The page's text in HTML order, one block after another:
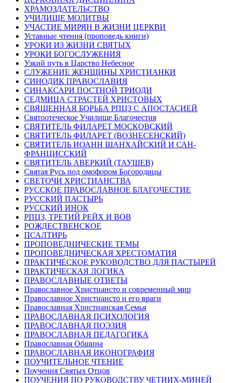
ХРАМОЗДАТЕЛЬСТВО
УЧИЛИЩЕ МОЛИТВЫ
УЧАСТИЕ МИРЯН В ЖИЗНИ ЦЕРКВИ
Уставные чтения (проповедь книги)
УРОКИ ИЗ ЖИЗНИ СВЯТЫХ
УРОКИ БОГОСЛУЖЕНИЯ
Узкий путь в Царство Небесное
СЛУЖЕНИЕ ЖЕНЩИНЫ ХРИСТИАНКИ
СИНОДИК ПРАВОСЛАВИЯ
СИНАКСАРИ ПОСТНОЙ ТРИОДИ
СЕДМИЦА СТРАСТЕЙ ХРИСТОВЫХ
СВЯЩЕННАЯ БОРЬБА РПЦЗ С АПОСТАСИЕЙ
Святоотеческое Училище Благочестия
СВЯТИТЕЛЬ ФИЛАРЕТ МОСКОВСКИЙ
СВЯТИТЕЛЬ ФИЛАРЕТ (ВОЗНЕСЕНСКИЙ)
СВЯТИТЕЛЬ ИОАНН ШАНХАЙСКИЙ И САН-
ФРАНЦИССКИЙ
СВЯТИТЕЛЬ АВЕРКИЙ (ТАУШЕВ)
Святая Русь под омофором Богородицы
СВЕТОЧИ ХРИСТИАНСТВА
РУССКОЕ ПРАВОСЛАВНОЕ БЛАГОЧЕСТИЕ
РУССКИЙ ПАСТЫРЬ
РУССКИЙ ИНОК
РПЦЗ, ТРЕТИЙ РЕЙХ И ВОВ
РОЖДЕСТВЕНСКОЕ
ПСАЛТИРЬ
ПРОПОВЕДНИЧЕСКИЕ ТЕМЫ
ПРОПОВЕДНИЧЕСКАЯ ХРЕСТОМАТИЯ
ПРАКТИЧЕСКОЕ РУКОВОДСТВО ДЛЯ ПАСТЫРЕЙ
ПРАКТИЧЕСКАЯ ЛОГИКА
ПРАВОСЛАВНЫЕ ОТВЕТЫ
Православное Христиансто и современный мир
Православное Христиансто и его враги
Православная Христианская Семья
ПРАВОСЛАВНАЯ ПСИХОЛОГИЯ
ПРАВОСЛАВНАЯ ПОЭЗИЯ
ПРАВОСЛАВНАЯ ПЕДАГОГИКА
Православная Община
ПРАВОСЛАВНАЯ ИКОНОГРАФИЯ
ПОУЧИТЕЛЬНОЕ ЧТЕНИЕ
Поучения Святых Отцов
ПОУЧЕНИЯ ПО РУКОВОДСТВУ ЧЕТИИХ-МИНЕЙ